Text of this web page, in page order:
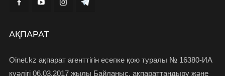
АҚПАРАТ
Oinet.kz ақпарат агенттігін есепке қою туралы № 16380-ИА
куәлігі 06.03.2017 жылы Байланыс, ақпараттандыру және